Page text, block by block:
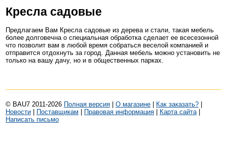
Кресла садовые
Предлагаем Вам Кресла садовые из дерева и стали, такая мебель
более долговечна о специальная обработка сделает ее всесезонной
что позволит вам в любой время собраться веселой компанией и
отправится отдохнуть за город. Данная мебель можно установить не
только на вашу дачу, но и в общественных парках.
© BAU7 2011-2026 Полная версия О магазине Как заказать?
Новости
Поставщикам Правовая информация Карта сайта|
Написать письмо